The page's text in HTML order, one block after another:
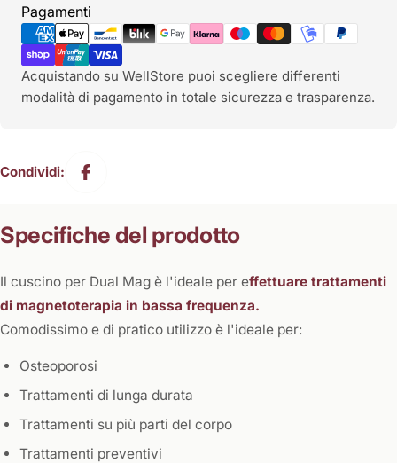
Pagamenti
Metodi
di
pagamento
Acquistando su WellStore puoi scegliere differenti
modalità di pagamento in totale sicurezza e trasparenza.
Condividi:
Specifiche del prodotto
Il cuscino per Dual Mag è l'ideale per effettuare trattamenti
di magnetoterapia in bassa frequenza.
Comodissimo e di pratico utilizzo è l'ideale per:
Osteoporosi
Trattamenti di lunga durata
Trattamenti su più parti del corpo
Trattamenti preventivi